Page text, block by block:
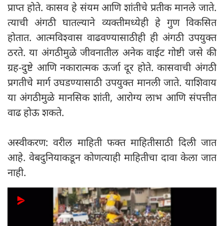
प्राप्त होते. कासव हे संयम आणि शांतीचे प्रतीक मानले जाते.
त्याची अंगठी घातल्याने व्यक्तीमध्येही हे गुण विकसित
होतात. आत्मविश्वास वाढवण्यासाठीही ही अंगठी उपयुक्त
ठरते. या अंगठीमुळे जीवनातील अनेक वाईट गोष्टी जसे की
ग्रह-दुष्टे आणि नकारात्मक ऊर्जा दूर होते. कासवाची अंगठी
प्रगतीचे मार्ग उघडण्यासाठी उपयुक्त मानली जाते. याशिवाय
या अंगठीमुळे मानसिक शांती, आरोग्य लाभ आणि संपत्तीत
वाढ होऊ शकते.
अस्वीकरण: वरील माहिती फक्त माहितीसाठी दिली जात
आहे. वेबदुनियाकडून कोणत्याही माहितीचा दावा केला जात
नाही.